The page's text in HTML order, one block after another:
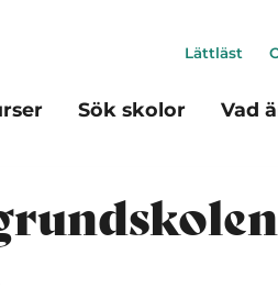
Sök skolor Vad
Lättläst